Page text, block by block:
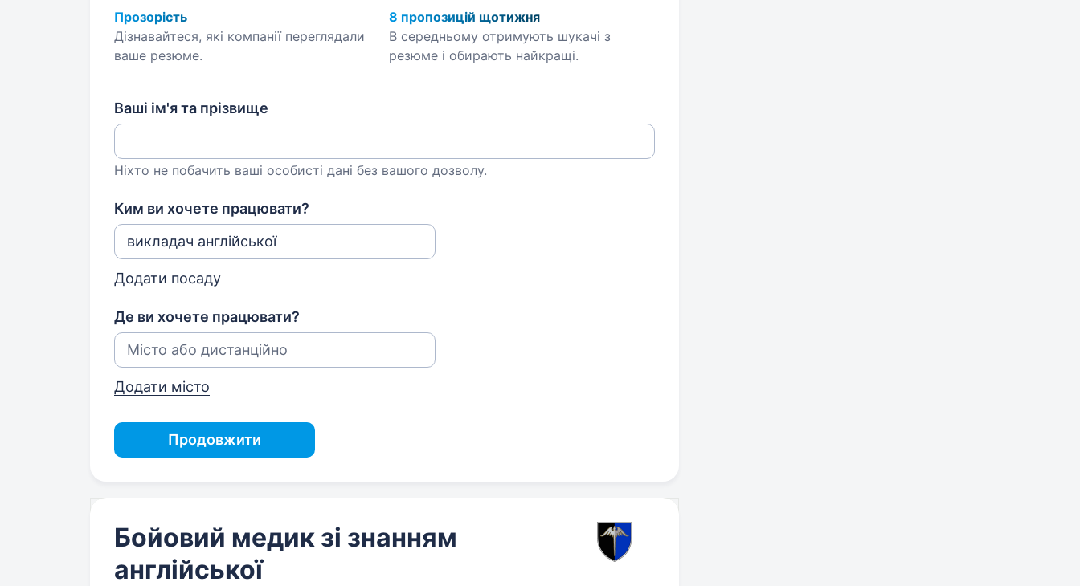
Прозорість
Дізнавайтеся, які компанії переглядали
ваше резюме.
8 пропозицій щотижня
В середньому отримують шукачі з
резюме і обирають найкращі.
Ваші ім'я та прізвище
Ніхто не побачить ваші особисті дані без вашого дозволу.
Ким ви хочете працювати?
Додати посаду
Де ви хочете працювати?
Додати місто
Продовжити
Бойовий медик зі знанням
англійської